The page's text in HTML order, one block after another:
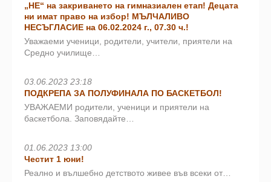
„НЕ“ на закриването на гимназиален етап! Децата
ни имат право на избор! МЪЛЧАЛИВО
НЕСЪГЛАСИЕ на 06.02.2024 г., 07.30 ч.!
Уважаеми ученици, родители, учители, приятели на
Средно училище…
03.06.2023 23:18
ПОДКРЕПА ЗА ПОЛУФИНАЛА ПО БАСКЕТБОЛ!
УВАЖАЕМИ родители, ученици и приятели на
баскетбола. Заповядайте…
01.06.2023 13:00
Честит 1 юни!
Реално и вълшебно детството живее във всеки от…